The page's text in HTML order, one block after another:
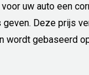
uw auto een
Deze prijs
wordt gebaseerd